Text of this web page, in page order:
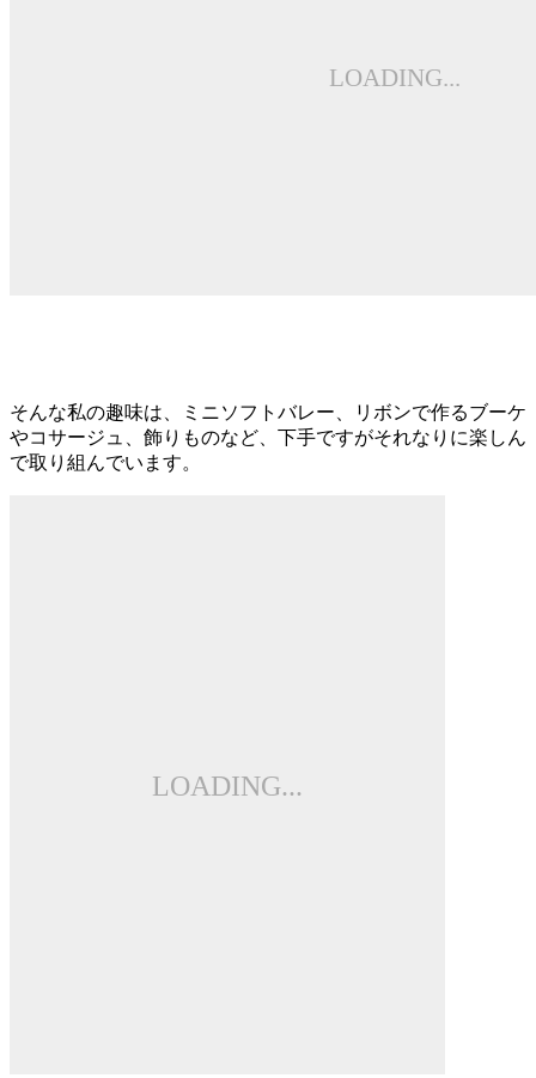
そんな私の趣味は、ミニソフトバレー、リボンで作るブーケ
やコサージュ、飾りものなど、下手ですがそれなりに楽しん
で取り組んでいます。